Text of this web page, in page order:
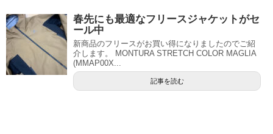
春先にも最適なフリースジャケットがセ
ール中
新商品のフリースがお買い得になりましたのでご紹
介します。 MONTURA STRETCH COLOR MAGLIA
(MMAP00X...
記事を読む